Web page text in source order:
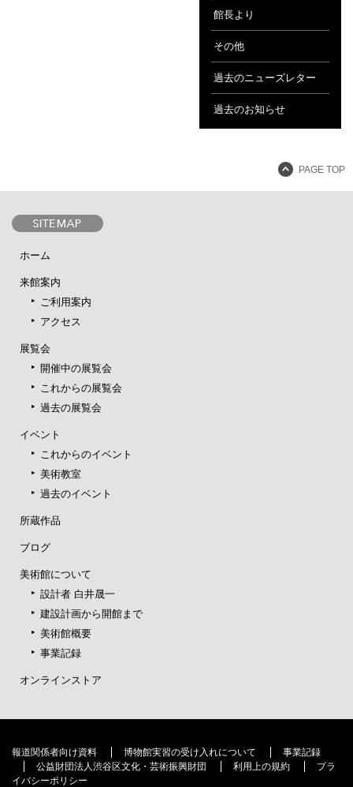
館長より
その他
過去のニューズレター
過去のお知らせ
PAGE TOP
ホーム
来館案内
ご利用案内
アクセス
展覧会
開催中の展覧会
これからの展覧会
過去の展覧会
イベント
これからのイベント
美術教室
過去のイベント
所蔵作品
ブログ
美術館について
設計者 白井晟一
建設計画から開館まで
美術館概要
事業記録
オンラインストア
報道関係者向け資料 博物館実習の受け入れについて
事業記録
公益財団法人渋谷区文化・芸術振興財団
利用上の規約
プラ
イバシーポリシー